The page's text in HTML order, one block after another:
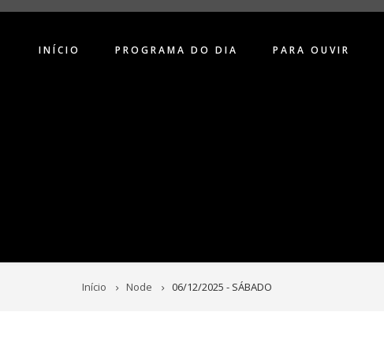
INÍCIO PROGRAMA DO DIA PARA OUVIR
Início Node 06/12/2025 - SÁBADO